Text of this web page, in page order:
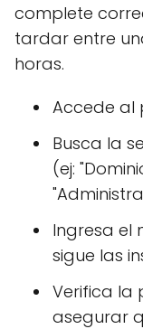
complete
tardar entre
horas.
Accede al
Busca la
(ej:
Ingresa el
sigue las
Verifica la
asegurar